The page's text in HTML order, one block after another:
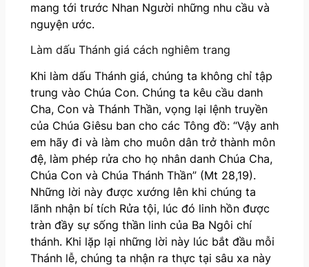
mang tới trước Nhan Người những nhu cầu và
nguyện ước.
Làm dấu Thánh giá cách nghiêm trang
Khi làm dấu Thánh giá, chúng ta không chỉ tập
trung vào Chúa Con. Chúng ta kêu cầu danh
Cha, Con và Thánh Thần, vọng lại lệnh truyền
của Chúa Giêsu ban cho các Tông đồ: “Vậy anh
em hãy đi và làm cho muôn dân trở thành môn
đệ, làm phép rửa cho họ nhân danh Chúa Cha,
Chúa Con và Chúa Thánh Thần” (Mt 28,19).
Những lời này được xướng lên khi chúng ta
lãnh nhận bí tích Rửa tội, lúc đó linh hồn được
tràn đầy sự sống thần linh của Ba Ngôi chí
thánh. Khi lặp lại những lời này lúc bắt đầu mỗi
Thánh lễ, chúng ta nhận ra thực tại sâu xa này